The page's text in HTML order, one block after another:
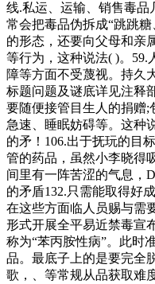
线.私运、运输、销售毒品
常会把毒品伪拆成“跳跳
的形态，还要向父母和亲
等行为，这种说法( )。59.
障等方面不受蔑视。持久
标题问题及谜底详见注释
要随便接管目生人的捐赠
急速、睡眠妨碍等。这种
的矛！106.出于抚玩的目
管的药品，虽然小李晓得
间里有一阵苦涩的气息，
的矛盾132.只需能取得好
在这些方面临人员赐与需
形式开展全平易近禁毒宣
称为“苯丙胺性病”。此时
品。最底子上的是要完全
歌，、等常规从品获取难